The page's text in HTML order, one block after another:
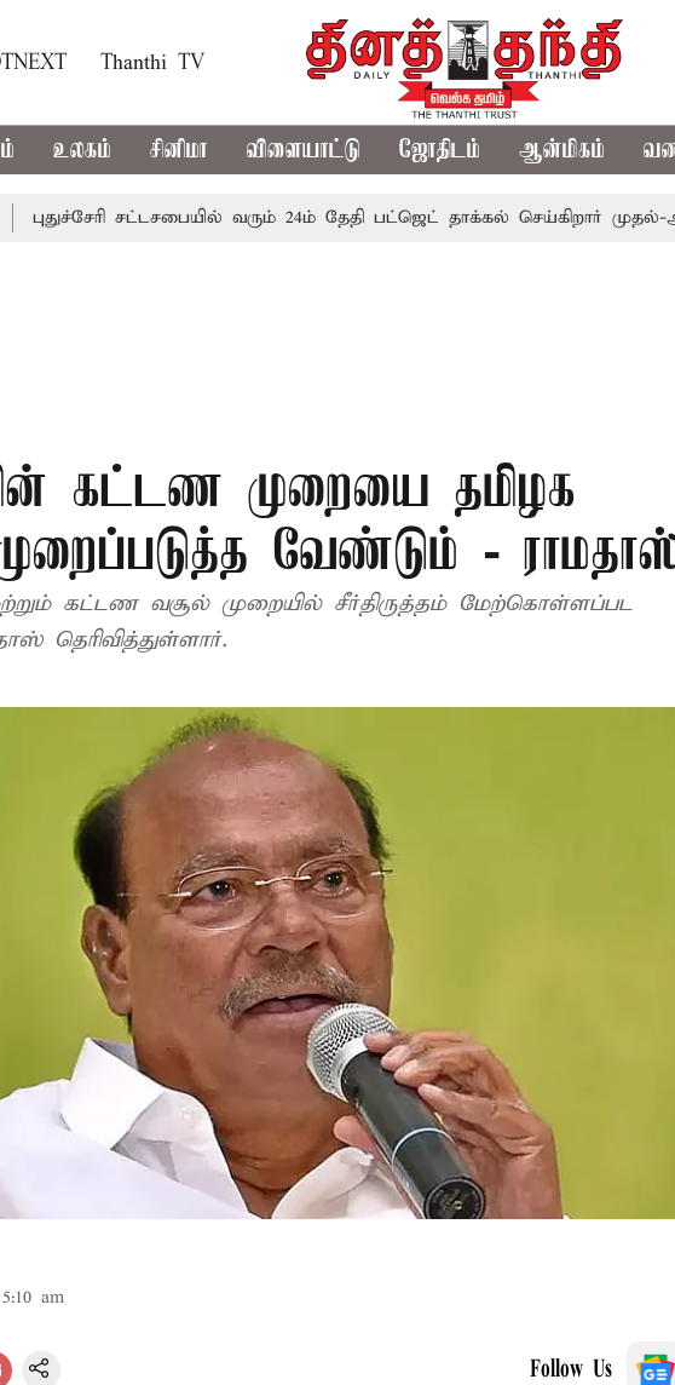
Thanthi TV
உலகம் சினிமா விளையாட்டு ஜோதிடம் ஆன்மிகம்
சட்டசபையில் வரும் 24ம் தேதி பட்ஜெட் தாக்கல் செய்கிறார் முதல்-
மின் கட்டண முறையை தமிழக
வேண்டும் -
கட்டண வசூல் முறையில் சீர்திருத்தம் மேற்கொள்ளப்பட
தெரிவித்துள்ளார்.
am
Follow Us